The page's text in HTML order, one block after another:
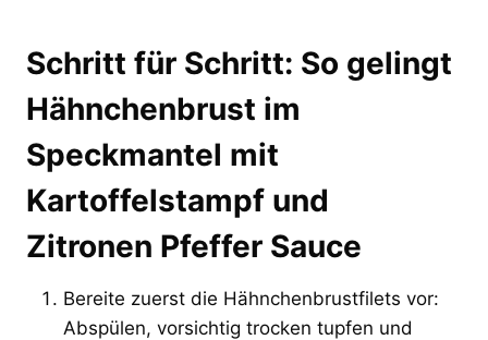
Schritt für Schritt: So gelingt
Hähnchenbrust im
Speckmantel mit
Kartoffelstampf und
Zitronen Pfeffer Sauce
Bereite zuerst die Hähnchenbrustfilets vor:
Abspülen, vorsichtig trocken tupfen und